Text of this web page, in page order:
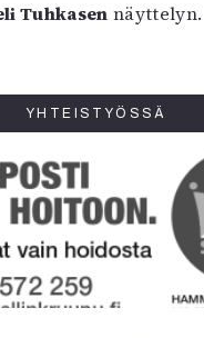
Tuhkasen näyttelyn.
YHTEISTYÖSSÄ